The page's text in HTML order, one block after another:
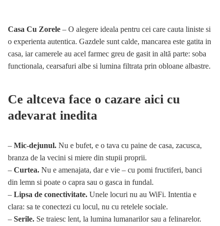
Casa Cu Zorele – O alegere ideala pentru cei care cauta liniste si
o experienta autentica. Gazdele sunt calde, mancarea este gatita in
casa, iar camerele au acel farmec greu de gasit in altă parte: soba
functionala, cearsafuri albe si lumina filtrata prin obloane albastre.
Ce altceva face o cazare aici cu
adevarat inedita
– Mic-dejunul. Nu e bufet, e o tava cu paine de casa, zacusca,
branza de la vecini si miere din stupii proprii.
– Curtea. Nu e amenajata, dar e vie – cu pomi fructiferi, banci
din lemn si poate o capra sau o gasca in fundal.
– Lipsa de conectivitate. Unele locuri nu au WiFi. Intentia e
clara: sa te conectezi cu locul, nu cu retelele sociale.
– Serile. Se traiesc lent, la lumina lumanarilor sau a felinarelor.